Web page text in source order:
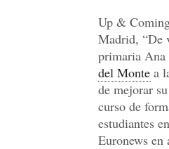
Up &
Madrid, “De
primaria Ana
del Monte a
de mejorar
curso de
estudiantes
Euronews en